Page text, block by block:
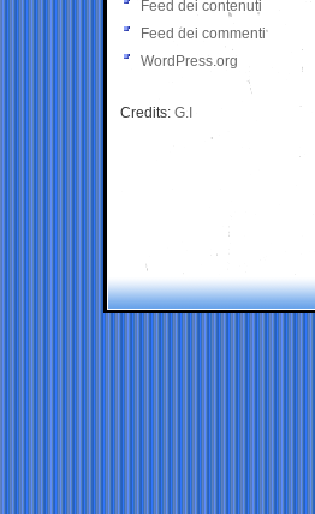
Feed dei contenuti
Feed dei commenti
WordPress.org
Credits: G.I